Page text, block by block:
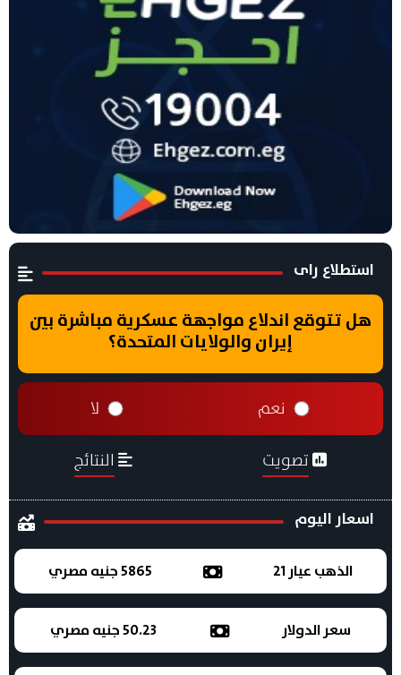
استطلاع راى
هل تتوقع اندلاع مواجهة عسكرية مباشرة بين
إيران والولايات المتحدة؟
نعم لا
تصويت النتائج
اسعار اليوم
الذهب عيار 21 5865 جنيه مصري
سعر الدولار 50.23 جنيه مصري